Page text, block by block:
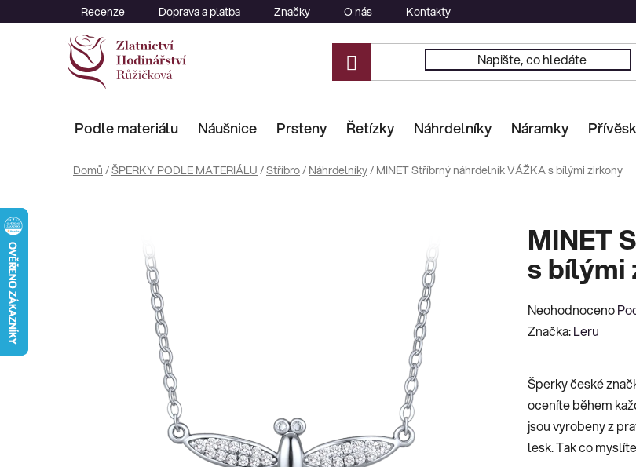
na
Recenze Doprava a platba Značky O nás Kontakty
Podle materiálu Náušnice Prsteny Řetízky Náhrdelníky Náramky
Domů /ŠPERKY PODLE MATERIÁLU /Stříbro/ Náhrdelníky/ MINET Stříbrný náhrdelník VÁŽKA s bílými zirkony
MINET
s bílými
Průměrné
hodnocení
je
0,0
z
5
hvězdiček.
Neohodnoceno
Značka:Leru
Šperky české
oceníte během
jsou vyrobeny z
lesk. Tak co